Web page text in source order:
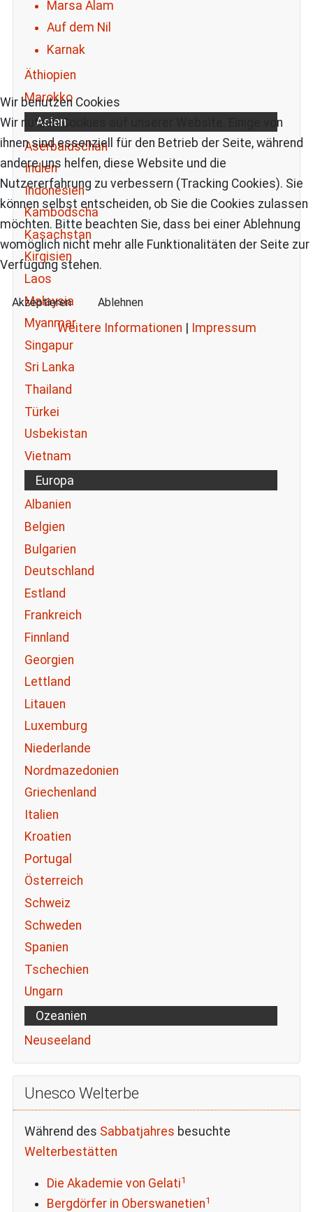
Marsa Alam
Auf dem Nil
Karnak
Äthiopien
Marokko
Asien
Aserbaidschan
Indien
Indonesien
Kambodscha
Kasachstan
Kirgisien
Laos
Malaysia
Myanmar
Singapur
Sri Lanka
Thailand
Türkei
Usbekistan
Vietnam
Europa
Albanien
Belgien
Bulgarien
Deutschland
Estland
Frankreich
Finnland
Georgien
Lettland
Litauen
Luxemburg
Niederlande
Nordmazedonien
Griechenland
Italien
Kroatien
Portugal
Österreich
Schweiz
Schweden
Spanien
Tschechien
Ungarn
Ozeanien
Neuseeland
Unesco Welterbe
Während des Sabbatjahres besuchte
Welterbestätten
Die Akademie von Gelati1
Bergdörfer in Oberswanetien1
Wir benutzen Cookies
Wir nutzen Cookies auf unserer Website. Einige von
ihnen sind essenziell für den Betrieb der Seite, während
andere uns helfen, diese Website und die
Nutzererfahrung zu verbessern (Tracking Cookies). Sie
können selbst entscheiden, ob Sie die Cookies zulassen
möchten. Bitte beachten Sie, dass bei einer Ablehnung
womöglich nicht mehr alle Funktionalitäten der Seite zur
Verfügung stehen.
Akzeptieren Ablehnen
Weitere Informationen Impressum